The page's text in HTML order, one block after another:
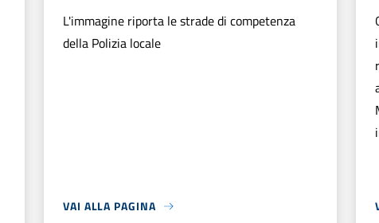
L'immagine riporta le strade di competenza
della Polizia locale
VAI ALLA PAGINA